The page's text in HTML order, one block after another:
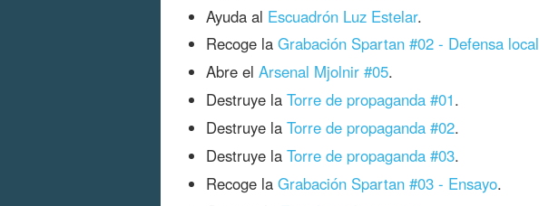
Ayuda al Escuadrón Luz Estelar.
Recoge la Grabación Spartan #02 - Defensa local
Abre el Arsenal Mjolnir #05.
Destruye la Torre de propaganda #01.
Destruye la Torre de propaganda #02.
Destruye la Torre de propaganda #03.
Recoge la Grabación Spartan #03 - Ensayo.